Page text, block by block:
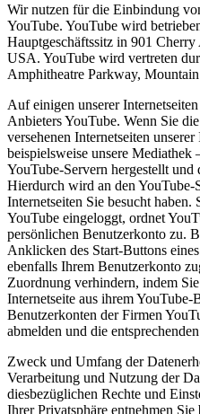
Wir nutzen für die Einbindung
YouTube. YouTube wird
Hauptgeschäftssitz in 901
USA. YouTube wird vertreten
Amphitheatre Parkway,
Auf einigen unserer
Anbieters YouTube. Wenn Sie
versehenen Internetseiten
beispielsweise unsere
YouTube-Servern hergestellt und
Hierdurch wird an den YouTube-
Internetseiten Sie besucht
YouTube eingeloggt, ordnet
persönlichen Benutzerkonto zu.
Anklicken des Start-Buttons
ebenfalls Ihrem Benutzerkonto
Zuordnung verhindern, indem
Internetseite aus ihrem
Benutzerkonten der Firmen
abmelden und die
Zweck und Umfang der
Verarbeitung und Nutzung der
diesbezüglichen Rechte und
Ihrer Privatsphäre entnehmen